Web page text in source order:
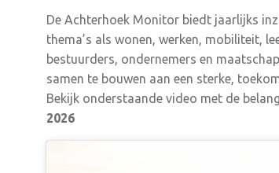
De Achterhoek Monitor biedt jaarlijks
thema’s als wonen, werken, mobiliteit,
bestuurders, ondernemers en
samen te bouwen aan een sterke,
Bekijk onderstaande video met de
2026